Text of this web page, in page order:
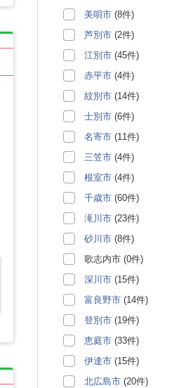
美唄市 (8件)
芦別市 (2件)
江別市 (45件)
赤平市 (4件)
紋別市 (14件)
士別市 (6件)
名寄市 (11件)
三笠市 (4件)
根室市 (4件)
千歳市 (60件)
滝川市 (23件)
砂川市 (8件)
歌志内市 (0件)
深川市 (15件)
富良野市 (14件)
登別市 (19件)
恵庭市 (33件)
伊達市 (15件)
北広島市 (20件)